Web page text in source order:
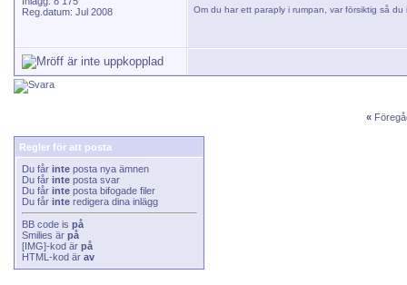
Reg.datum: Jul 2008
Om du har ett paraply i rumpan, var försiktig så
«
Regler för att posta
Du får inte posta nya ämnen
Du får inte posta svar
Du får inte posta bifogade filer
Du får inte redigera dina inlägg
BB code is på
Smilies är på
[IMG]-kod är på
HTML-kod är av